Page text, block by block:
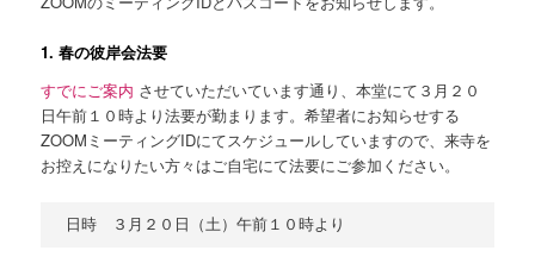
1. 春の彼岸会法要
すでにご案内 させていただいています通り、本堂にて３月２０
日午前１０時より法要が勤まります。希望者にお知らせする
ZOOMミーティングIDにてスケジュールしていますので、来寺を
お控えになりたい方々はご自宅にて法要にご参加ください。